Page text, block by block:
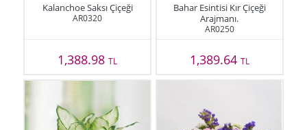
Kalanchoe Saksı Çiçeği
AR0320
1,388.98TL
Bahar Esintisi Kır Çiçeği
Arajmanı.
AR0250
1,389.64 TL